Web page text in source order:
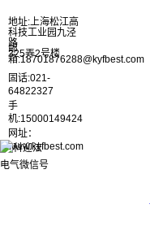
地址:上海松江高
科技工业园九泾
路
325弄2号楼
邮
箱:18701876288@kyfbest.com
固话:021-
64822327
手
机:15000149424
网址：
www.kyfbest.com